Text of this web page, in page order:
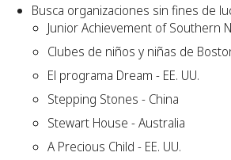
Busca organizaciones sin fines de
Junior Achievement of Southern
Clubes de niños y niñas de
El programa Dream - EE. UU.
Stepping Stones - China
Stewart House - Australia
A Precious Child - EE. UU.